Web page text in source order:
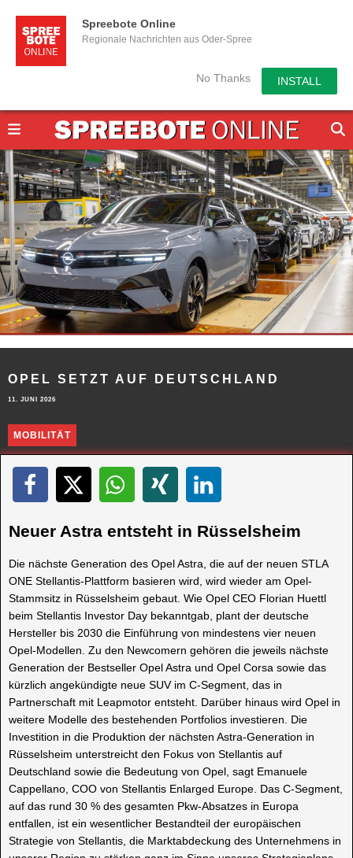
Spreebote Online
Regionale Nachrichten aus Oder-Spree
No Thanks INSTALL
OPEL SETZT AUF DEUTSCHLAND
11. JUNI 2026
MOBILITÄT
Neuer Astra entsteht in Rüsselsheim
Die nächste Generation des Opel Astra, die auf der neuen STLA
ONE Stellantis-Plattform basieren wird, wird wieder am Opel-
Stammsitz in Rüsselsheim gebaut. Wie Opel CEO Florian Huettl
beim Stellantis Investor Day bekanntgab, plant der deutsche
Hersteller bis 2030 die Einführung von mindestens vier neuen
Opel-Modellen. Zu den Newcomern gehören die jeweils nächste
Generation der Bestseller Opel Astra und Opel Corsa sowie das
kürzlich angekündigte neue SUV im C-Segment, das in
Partnerschaft mit Leapmotor entsteht. Darüber hinaus wird Opel in
weitere Modelle des bestehenden Portfolios investieren. Die
Investition in die Produktion der nächsten Astra-Generation in
Rüsselsheim unterstreicht den Fokus von Stellantis auf
Deutschland sowie die Bedeutung von Opel, sagt Emanuele
Cappellano, COO von Stellantis Enlarged Europe. Das C-Segment,
auf das rund 30 % des gesamten Pkw-Absatzes in Europa
entfallen, ist ein wesentlicher Bestandteil der europäischen
Strategie von Stellantis, die Marktabdeckung des Unternehmens in